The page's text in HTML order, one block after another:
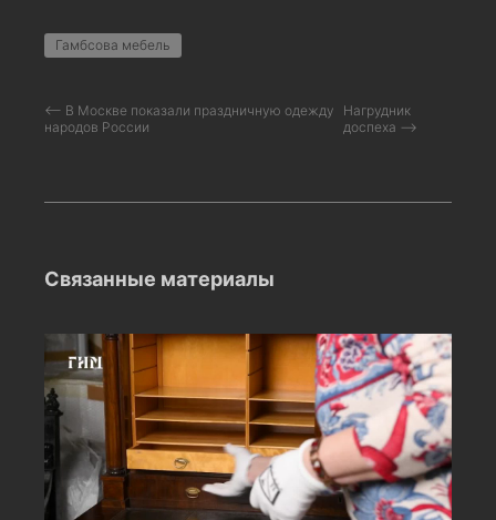
Гамбсова мебель
⟵ В Москве показали праздничную одежду
народов России
Нагрудник
доспеха ⟶
Связанные материалы